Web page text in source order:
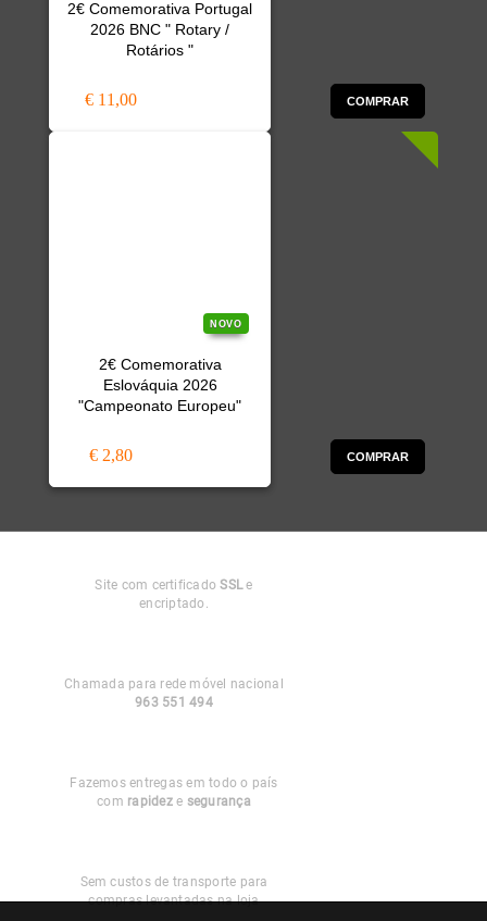
2€ Comemorativa Portugal
2026 BNC " Rotary /
Rotários "
€ 11,00 COMPRAR
NOVO
2€ Comemorativa
Eslováquia 2026
"Campeonato Europeu"
€ 2,80 COMPRAR
Site com certificadoSSLe
encriptado.
Chamada para rede móvel nacional
963 551 494
Fazemos entregas em todo o país
com rapideze segurança
Sem custos de transporte para
compras levantadas na loja